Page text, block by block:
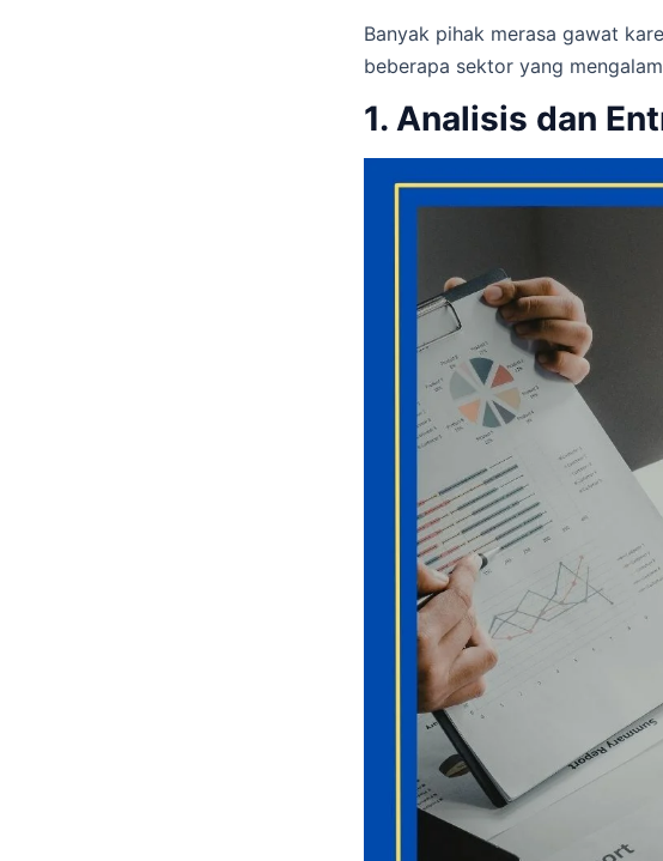
Banyak pihak merasa gawat
beberapa sektor yang
1. Analisis dan